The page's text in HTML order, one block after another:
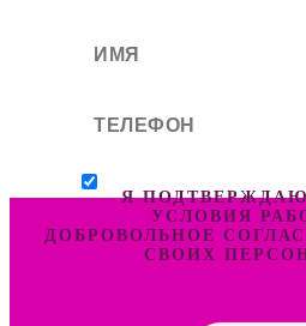
Я
УСЛОВИЯ
ДОБРОВОЛЬНОЕ
СВОИХ